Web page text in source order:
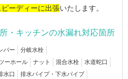
ーディーに出張いたします。
・キッチンの水漏れ対応箇所
バー
分岐水栓
ーホール
ナット 混合水栓
水道蛇口
水口 排水パイプ・下水パイプ